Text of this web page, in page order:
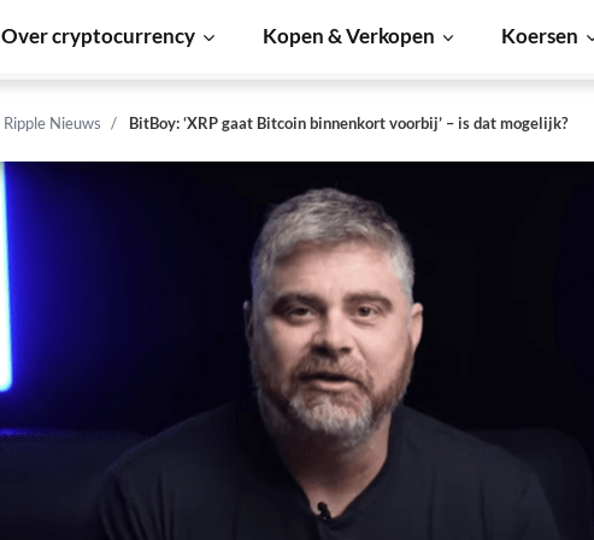
Over cryptocurrency Kopen & Verkopen Koersen
Ripple Nieuws BitBoy: ‘XRP gaat Bitcoin binnenkort voorbij’ – is dat mogelijk?